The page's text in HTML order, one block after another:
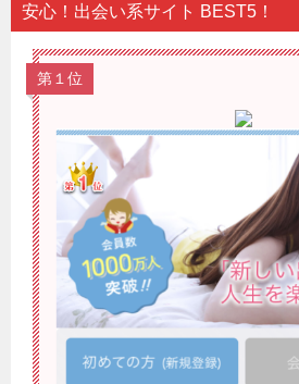
安心！出会い系サイト BEST5！
第１位